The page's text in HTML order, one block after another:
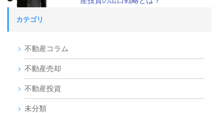
カテゴリ
不動産コラム
不動産売却
不動産投資
未分類